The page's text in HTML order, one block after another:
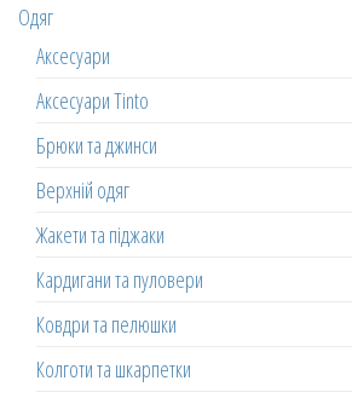
Одяг
Аксесуари
Аксесуари Tinto
Брюки та джинси
Верхній одяг
Жакети та піджаки
Кардигани та пуловери
Ковдри та пелюшки
Колготи та шкарпетки